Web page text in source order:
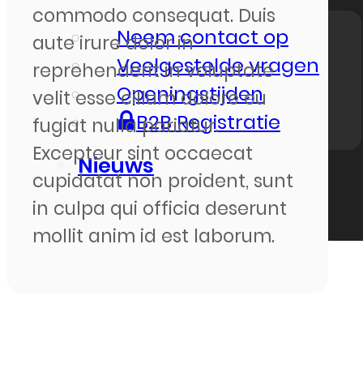
Neem contact op
Veelgestelde vragen
Openingstijden
B2B Registratie
Nieuws
commodo consequat. Duis
aute irure dolor in
reprehenderit in voluptate
velit esse cillum dolore eu
fugiat nulla pariatur.
Excepteur sint occaecat
cupidatat non proident, sunt
in culpa qui officia deserunt
mollit anim id est laborum.